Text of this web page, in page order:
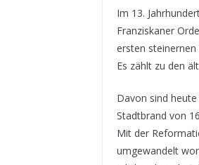
Im 13.
Franziskaner
ersten steinernen
Es zählt zu den
Davon sind
Stadtbrand von
Mit der
umgewandelt